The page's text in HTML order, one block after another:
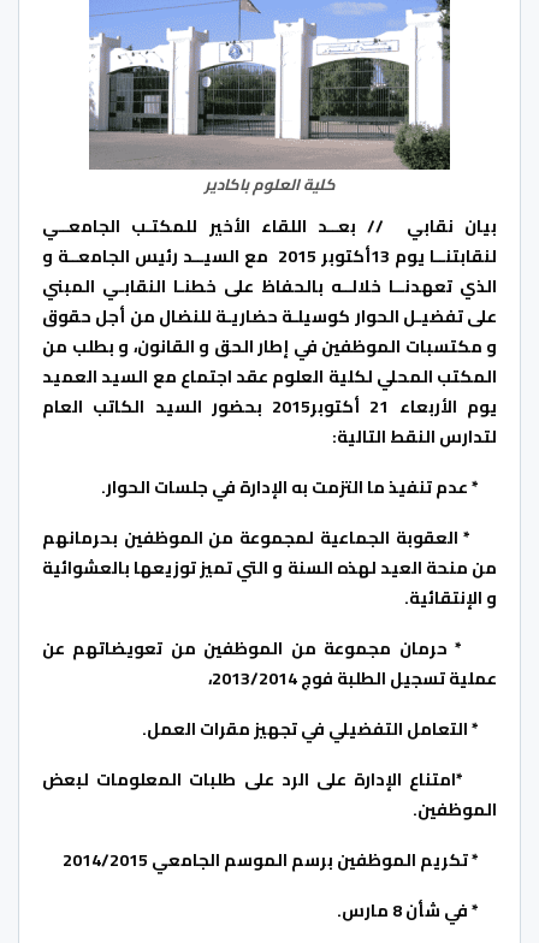
كلية العلوم باكادير
بيان نقابي // بعــد اللقاء الأخير للمكتـب الجامعــي
لنقابتنــا يوم 13أكتوبر 2015 مع السيــد رئيس الجامعــة و
الذي تعهدنــا خلالــه بالحفاظ على خطنـا النقابـي المبني
على تفضيـل الحوار كوسيلـة حضاريـة للنضال من أجل حقوق
و مكتسبات الموظفين في إطار الحق و القانون، و بطلب من
المكتب المحلي لكلية العلوم عقد اجتماع مع السيد العميد
يوم الأربعاء 21 أكتوبر2015 بحضور السيد الكاتب العام
لتدارس النقط التالية:
* عدم تنفيذ ما التزمت به الإدارة في جلسات الحوار.
* العقوبة الجماعية لمجموعة من الموظفين بحرمانهم
من منحة العيد لهذه السنة و التي تميز توزيعها بالعشوائية
و الإنتقائية.
* حرمان مجموعة من الموظفين من تعويضاتهم عن
عملية تسجيل الطلبة فوج 2013/2014،
* التعامل التفضيلي في تجهيز مقرات العمل.
*امتناع الإدارة على الرد على طلبات المعلومات لبعض
الموظفين.
* تكريم الموظفين برسم الموسم الجامعي 2014/2015
* في شأن 8 مارس.